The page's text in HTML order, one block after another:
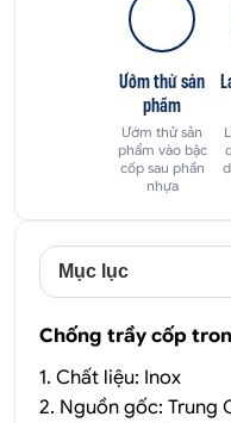
Ướm thử sản
phẩm
Ướm thử sản
phẩm vào bậc
cốp sau phần
nhựa
Mục lục
Chống trầy cốp
1. Chất liệu: Inox
2. Nguồn gốc: Trung